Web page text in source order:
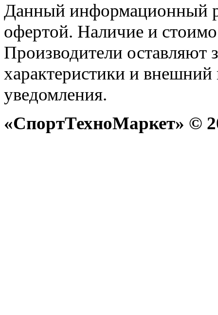
Данный информационный
офертой. Наличие и
Производители оставляют
характеристики и внешний
уведомления.
«СпортТехноМаркет» ©